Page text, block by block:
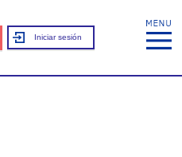
Iniciar sesión